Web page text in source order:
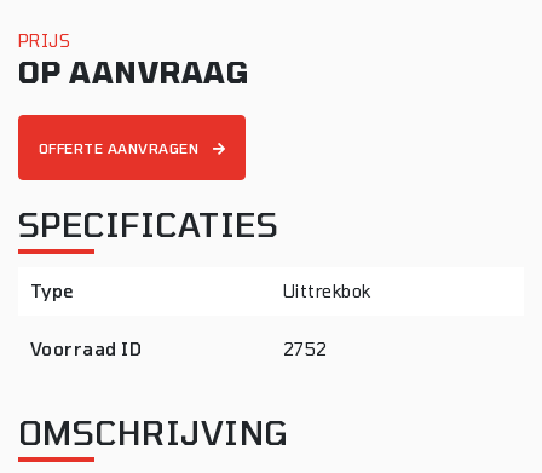
PRIJS
OP AANVRAAG
OFFERTE AANVRAGEN
SPECIFICATIES
Type Uittrekbok
Voorraad ID 2752
OMSCHRIJVING